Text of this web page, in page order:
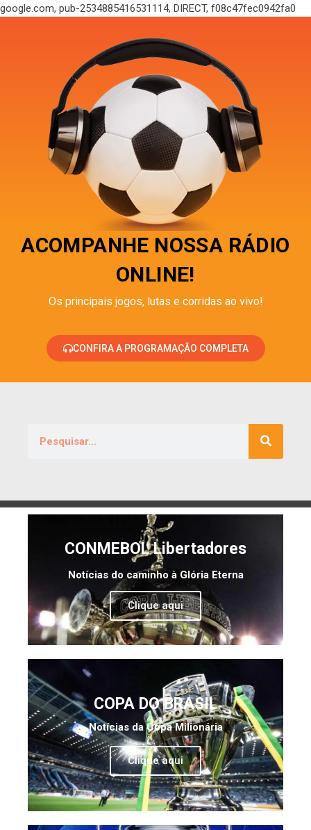
google.com, pub-2534885416531114, DIRECT, f08c47fec0942fa0
ACOMPANHE NOSSA RÁDIO
ONLINE!
Os principais jogos, lutas e corridas ao vivo!
CONFIRA A PROGRAMAÇÃO COMPLETA
CONMEBOL Libertadores
Notícias do caminho à Glória Eterna
Clique aqui
COPA DO BRASIL
Notícias da Copa Milionária
Clique aqui